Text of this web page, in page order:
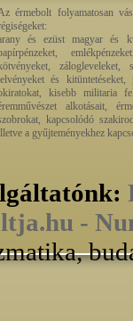
érmebolt folyamatosan
és ezüst magyar és
és kitüntetéseket,
kisebb militaria
alkotásait,
kapcsolódó
a gyűjteményekhez
-